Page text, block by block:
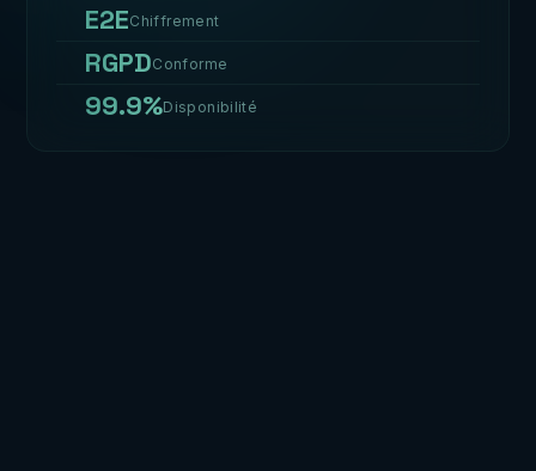
E2EChiffrement
RGPDConforme
99.9%Disponibilité